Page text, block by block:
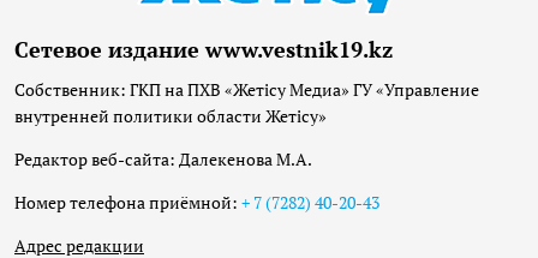
Сетевое издание www.vestnik19.kz
Собственник: ГКП на ПХВ «Жетісу Медиа» ГУ «Управление
внутренней политики области Жетісу»
Редактор веб-сайта: Далекенова М.А.
Номер телефона приёмной: + 7 (7282) 40-20-43
Адрес редакции